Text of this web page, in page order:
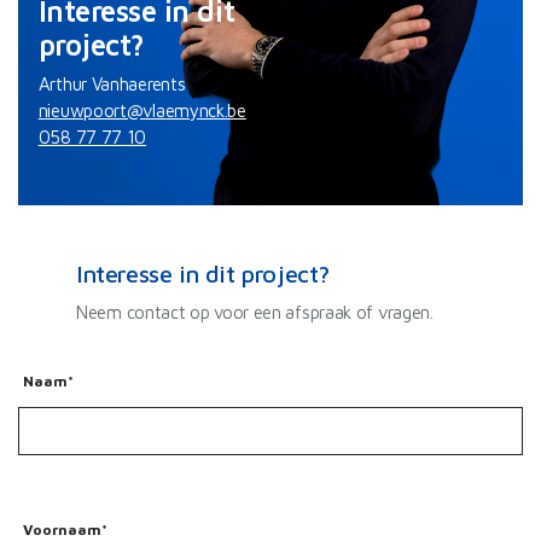
Interesse in dit
project?
Arthur Vanhaerents
nieuwpoort@vlaemynck.be
058 77 77 10
Interesse in dit project?
Neem contact op voor een afspraak of vragen.
Naam*
Voornaam*